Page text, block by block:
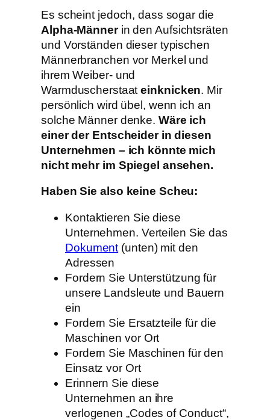
Es scheint jedoch, dass sogar die
Alpha-Männerin den Aufsichtsräten
und Vorständen dieser typischen
Männerbranchen vor Merkel und
ihrem Weiber- und
Warmduscherstaateinknicken. Mir
persönlich wird übel, wenn ich an
solche Männer denke. Wäre ich
einer der Entscheider in diesen
Unternehmen – ich könnte mich
nicht mehr im Spiegel ansehen.
Haben Sie also keine Scheu:
Kontaktieren Sie diese
Unternehmen. Verteilen Sie das
Dokument (unten) mit den
Adressen
Fordern Sie Unterstützung für
unsere Landsleute und Bauern
ein
Fordern Sie Ersatzteile für die
Maschinen vor Ort
Fordern Sie Maschinen für den
Einsatz vor Ort
Erinnern Sie diese
Unternehmen an ihre
verlogenen „Codes of Conduct“,